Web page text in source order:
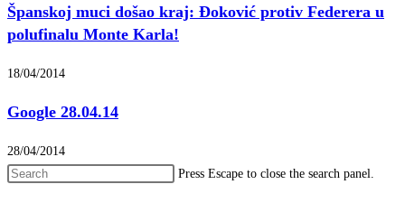
Španskoj muci došao kraj: Đoković protiv Federera u
polufinalu Monte Karla!
18/04/2014
Google 28.04.14
28/04/2014
Press Escape to close the search panel.